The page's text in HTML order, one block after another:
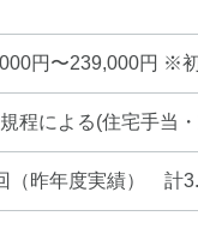
円〜239,000円 ※
程による(住宅手当
（昨年度実績） 計